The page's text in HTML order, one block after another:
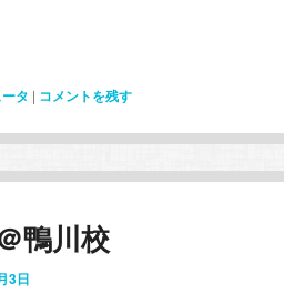
タ | コメントを残す
鴨川校
3日